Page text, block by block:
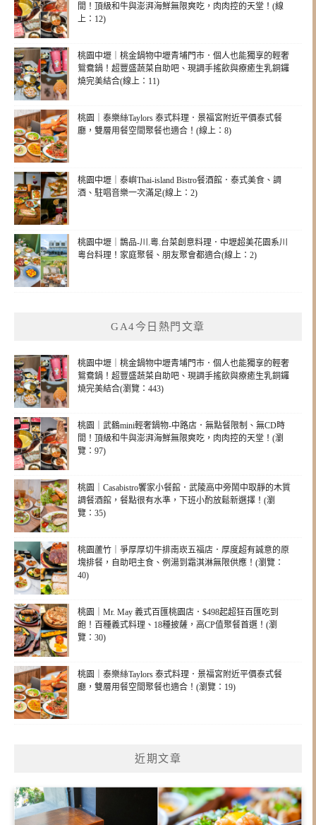
間！頂級和牛與澎湃海鮮無限爽吃，肉肉控的天堂！(線
上：12)
桃園中壢｜桃金鍋物中壢青埔門市．個人也能獨享的輕奢
鴛鴦鍋！超豐盛蔬菜自助吧、現調手搖飲與療癒生乳銅鑼
燒完美結合(線上：11)
桃園｜泰樂絲Taylors 泰式料理．景福宮附近平價泰式餐
廳，雙層用餐空間聚餐也適合！(線上：8)
桃園中壢｜泰嶼Thai-island Bistro餐酒館．泰式美食、調
酒、駐唱音樂一次滿足(線上：2)
桃園中壢｜鵲品-川.粵.台菜創意料理．中壢超美花園系川
粵台料理！家庭聚餐、朋友聚會都適合(線上：2)
GA4今日熱門文章
桃園中壢｜桃金鍋物中壢青埔門市．個人也能獨享的輕奢
鴛鴦鍋！超豐盛蔬菜自助吧、現調手搖飲與療癒生乳銅鑼
燒完美結合(瀏覽：443)
桃園｜武鶴mini輕奢鍋物-中路店．無點餐限制、無CD時
間！頂級和牛與澎湃海鮮無限爽吃，肉肉控的天堂！(瀏
覽：97)
桃園｜Casabistro饗家小餐館．武陵高中旁鬧中取靜的木質
調餐酒館，餐點很有水準，下班小酌放鬆新選擇！(瀏
覽：35)
桃園蘆竹｜爭厚厚切牛排南崁五福店．厚度超有誠意的原
塊排餐，自助吧主食、例湯到霜淇淋無限供應！(瀏覽：
40)
桃園｜Mr. May 義式百匯桃園店．$498起超狂百匯吃到
飽！百種義式料理、18種披薩，高CP值聚餐首選！(瀏
覽：30)
桃園｜泰樂絲Taylors 泰式料理．景福宮附近平價泰式餐
廳，雙層用餐空間聚餐也適合！(瀏覽：19)
近期文章